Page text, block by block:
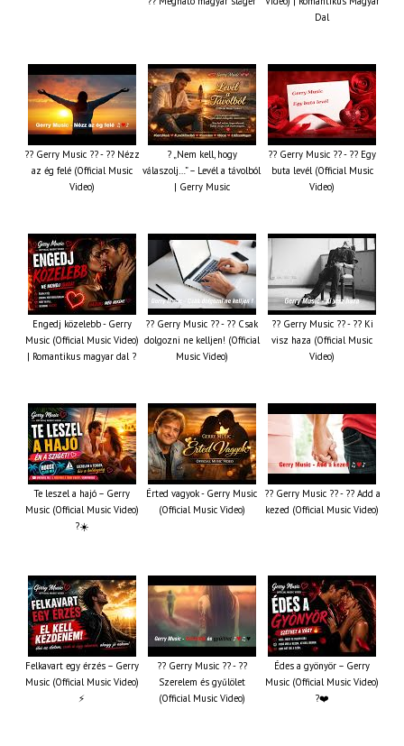
Dal
?? Gerry Music ?? - ?? Nézz
az ég felé (Official Music
Video)
? „Nem kell, hogy
válaszolj…” – Levél a távolból
| Gerry Music
?? Gerry Music ?? - ?? Egy
buta levél (Official Music
Video)
Engedj közelebb - Gerry
Music (Official Music Video)
| Romantikus magyar dal ?
?? Gerry Music ?? - ?? Csak
dolgozni ne kelljen! (Official
Music Video)
?? Gerry Music ?? - ?? Ki
visz haza (Official Music
Video)
Te leszel a hajó – Gerry
Music (Official Music Video)
?☀️
Érted vagyok - Gerry Music
(Official Music Video)
?? Gerry Music ?? - ?? Add a
kezed (Official Music Video)
Felkavart egy érzés – Gerry
Music (Official Music Video)
⚡
?? Gerry Music ?? - ??
Szerelem és gyűlölet
(Official Music Video)
Édes a gyönyör – Gerry
Music (Official Music Video)
?❤️